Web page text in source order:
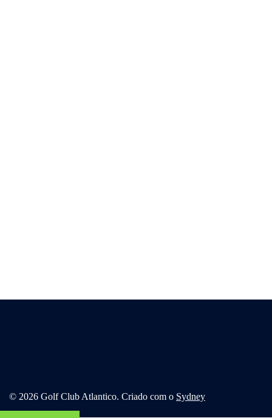
© 2026 Golf Club Atlantico. Criado com o Sydney